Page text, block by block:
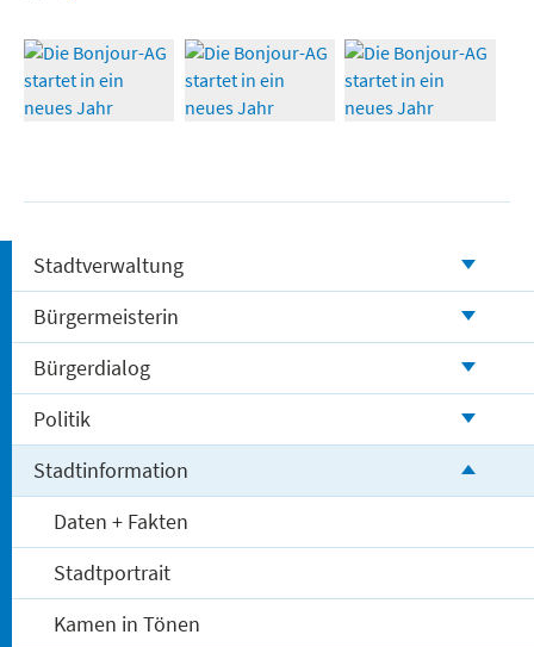
Stadtverwaltung
Bürgermeisterin
Bürgerdialog
Politik
Stadtinformation
Daten + Fakten
Stadtportrait
Kamen in Tönen